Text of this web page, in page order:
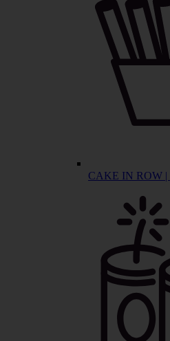
CAKE IN ROW |